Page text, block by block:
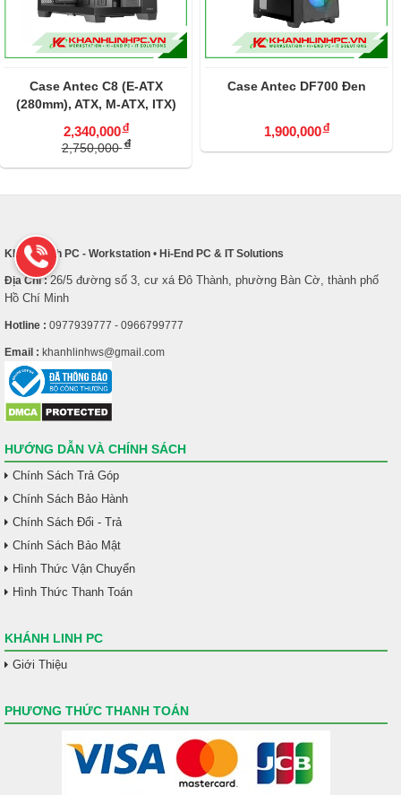
Case Antec C8 (E-ATX
(280mm), ATX, M-ATX, ITX)
2,340,000đ
2,750,000đ
Case Antec DF700 Đen
1,900,000đ
Khánh Linh PC - Workstation • Hi-End PC & IT Solutions
Địa Chỉ : 26/5 đường số 3, cư xá Đô Thành, phường Bàn Cờ, thành phố
Hồ Chí Minh
Hotline : 0977939777 - 0966799777
Email : khanhlinhws@gmail.com
HƯỚNG DẪN VÀ CHÍNH SÁCH
Chính Sách Trả Góp
Chính Sách Bảo Hành
Chính Sách Đổi - Trả
Chính Sách Bảo Mật
Hình Thức Vận Chuyển
Hình Thức Thanh Toán
KHÁNH LINH PC
Giới Thiệu
PHƯƠNG THỨC THANH TOÁN